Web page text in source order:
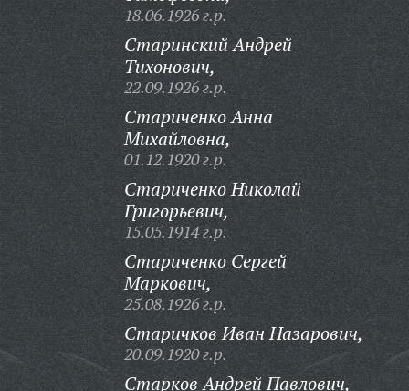
18.06.1926 г.р.
Старинский Андрей
Тихонович,
22.09.1926 г.р.
Стариченко Анна
Михайловна,
01.12.1920 г.р.
Стариченко Николай
Григорьевич,
15.05.1914 г.р.
Стариченко Сергей
Маркович,
25.08.1926 г.р.
Старичков Иван Назарович,
20.09.1920 г.р.
Старков Андрей Павлович,